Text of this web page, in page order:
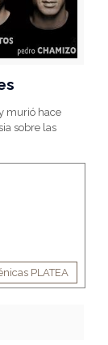
murió hace
sobre las
PLATEA